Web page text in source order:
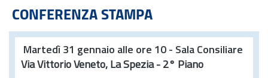
CONFERENZA STAMPA
Martedì 31 gennaio alle ore 10 - Sala Consiliare
Via Vittorio Veneto, La Spezia - 2° Piano